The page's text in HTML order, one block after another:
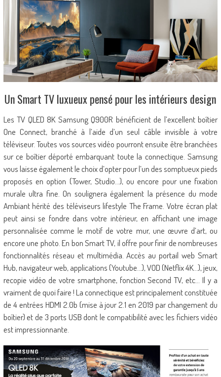
Un Smart TV luxueux pensé pour les intérieurs design
Les TV QLED 8K Samsung Q900R bénéficient de l’excellent boîtier
One Connect, branché à l’aide d’un seul câble invisible à votre
téléviseur. Toutes vos sources vidéo pourront ensuite être branchées
sur ce boîtier déporté embarquant toute la connectique. Samsung
vous laisse également le choix d’opter pour l’un des somptueux pieds
proposés en option (Tower, Studio…), ou encore pour une fixation
murale ultra fine. On soulignera également la présence du mode
Ambiant hérité des téléviseurs lifestyle The Frame. Votre écran plat
peut ainsi se fondre dans votre intérieur, en affichant une image
personnalisée comme le motif de votre mur, une œuvre d’art, ou
encore une photo. En bon Smart TV, il offre pour finir de nombreuses
fonctionnalités réseau et multimédia. Accès au portail web Smart
Hub, navigateur web, applications (Youtube…), VOD (Netflix 4K…), jeux,
recopie vidéo de votre smartphone, fonction Second TV, etc… Il y a
vraiment de quoi faire ! La connectique est principalement constituée
de 4 entrées HDMI 2.0b (mise à jour 2.1 en 2019 par changement du
boîtier) et de 3 ports USB dont le compatibilité avec les fichiers vidéo
est impressionnante.